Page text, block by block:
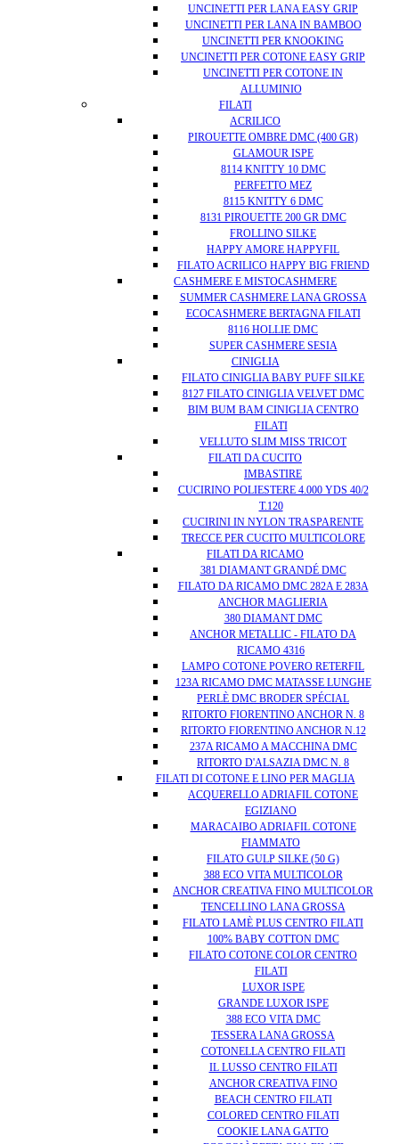
UNCINETTI PER LANA EASY GRIP
UNCINETTI PER LANA IN BAMBOO
UNCINETTI PER KNOOKING
UNCINETTI PER COTONE EASY GRIP
UNCINETTI PER COTONE IN
ALLUMINIO
FILATI
ACRILICO
PIROUETTE OMBRE DMC (400 GR)
GLAMOUR ISPE
8114 KNITTY 10 DMC
PERFETTO MEZ
8115 KNITTY 6 DMC
8131 PIROUETTE 200 GR DMC
FROLLINO SILKE
HAPPY AMORE HAPPYFIL
FILATO ACRILICO HAPPY BIG FRIEND
CASHMERE E MISTOCASHMERE
SUMMER CASHMERE LANA GROSSA
ECOCASHMERE BERTAGNA FILATI
8116 HOLLIE DMC
SUPER CASHMERE SESIA
CINIGLIA
FILATO CINIGLIA BABY PUFF SILKE
8127 FILATO CINIGLIA VELVET DMC
BIM BUM BAM CINIGLIA CENTRO
FILATI
VELLUTO SLIM MISS TRICOT
FILATI DA CUCITO
IMBASTIRE
CUCIRINO POLIESTERE 4.000 YDS 40/2
T.120
CUCIRINI IN NYLON TRASPARENTE
TRECCE PER CUCITO MULTICOLORE
FILATI DA RICAMO
381 DIAMANT GRANDÉ DMC
FILATO DA RICAMO DMC 282A E 283A
ANCHOR MAGLIERIA
380 DIAMANT DMC
ANCHOR METALLIC - FILATO DA
RICAMO 4316
LAMPO COTONE POVERO RETERFIL
123A RICAMO DMC MATASSE LUNGHE
PERLÈ DMC BRODER SPÉCIAL
RITORTO FIORENTINO ANCHOR N. 8
RITORTO FIORENTINO ANCHOR N.12
237A RICAMO A MACCHINA DMC
RITORTO D'ALSAZIA DMC N. 8
FILATI DI COTONE E LINO PER MAGLIA
ACQUERELLO ADRIAFIL COTONE
EGIZIANO
MARACAIBO ADRIAFIL COTONE
FIAMMATO
FILATO GULP SILKE (50 G)
388 ECO VITA MULTICOLOR
ANCHOR CREATIVA FINO MULTICOLOR
TENCELLINO LANA GROSSA
FILATO LAMÈ PLUS CENTRO FILATI
100% BABY COTTON DMC
FILATO COTONE COLOR CENTRO
FILATI
LUXOR ISPE
GRANDE LUXOR ISPE
388 ECO VITA DMC
TESSERA LANA GROSSA
COTONELLA CENTRO FILATI
IL LUSSO CENTRO FILATI
ANCHOR CREATIVA FINO
BEACH CENTRO FILATI
COLORED CENTRO FILATI
COOKIE LANA GATTO